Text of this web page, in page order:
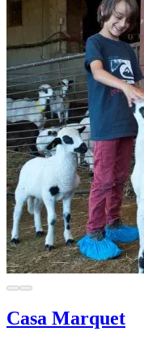
Casa Marquet